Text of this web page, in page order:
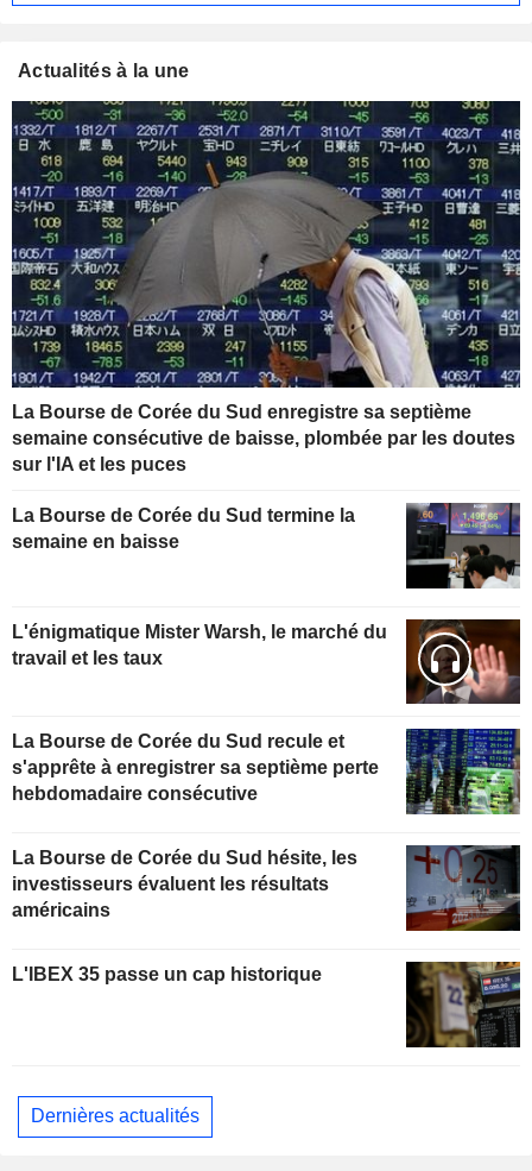
Actualités à la une
La Bourse de Corée du Sud enregistre sa septième
semaine consécutive de baisse, plombée par les doutes
sur l'IA et les puces
La Bourse de Corée du Sud termine la
semaine en baisse
L'énigmatique Mister Warsh, le marché du
travail et les taux
La Bourse de Corée du Sud recule et
s'apprête à enregistrer sa septième perte
hebdomadaire consécutive
La Bourse de Corée du Sud hésite, les
investisseurs évaluent les résultats
américains
L'IBEX 35 passe un cap historique
Dernières actualités